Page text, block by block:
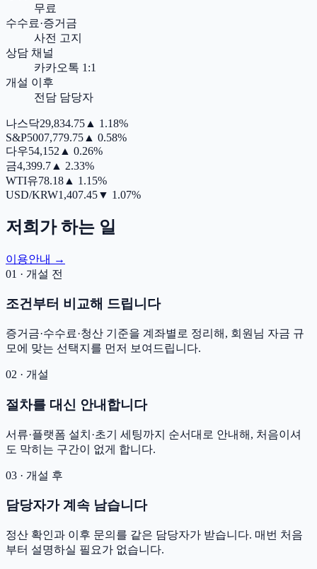
무료
수수료·증거금
사전 고지
상담 채널
카카오톡 1:1
개설 이후
전담 담당자
나스닥29,834.75 ▲ 1.18%
S&P5007,779.75 ▲ 0.58%
다우54,152 ▲ 0.26%
금4,399.7 ▲ 2.33%
WTI유78.18 ▲ 1.15%
USD/KRW1,407.45▼ 1.07%
저희가 하는 일
이용안내 →
01 · 개설 전
조건부터 비교해 드립니다
증거금·수수료·청산 기준을 계좌별로 정리해, 회원님 자금 규
모에 맞는 선택지를 먼저 보여드립니다.
02 · 개설
절차를 대신 안내합니다
서류·플랫폼 설치·초기 세팅까지 순서대로 안내해, 처음이셔
도 막히는 구간이 없게 합니다.
03 · 개설 후
담당자가 계속 남습니다
정산 확인과 이후 문의를 같은 담당자가 받습니다. 매번 처음
부터 설명하실 필요가 없습니다.